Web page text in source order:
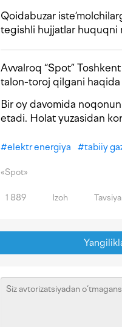
Qoidabuzar
tegishli hujjatlar huquqni
Avvalroq “Spot”
talon-toroj qilgani haqida
Bir oy davomida
etadi. Holat yuzasidan
#elektr energiya #tabiiy
«Spot»
1 889 Izoh